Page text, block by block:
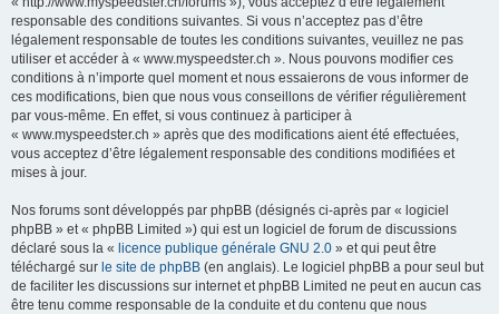
responsable des conditions suivantes. Si vous n’acceptez pas d’être
légalement responsable de toutes les conditions suivantes, veuillez ne pas
utiliser et accéder à « www.myspeedster.ch ». Nous pouvons modifier ces
conditions à n’importe quel moment et nous essaierons de vous informer de
ces modifications, bien que nous vous conseillons de vérifier régulièrement
par vous-même. En effet, si vous continuez à participer à
« www.myspeedster.ch » après que des modifications aient été effectuées,
vous acceptez d’être légalement responsable des conditions modifiées et
mises à jour.
Nos forums sont développés par phpBB (désignés ci-après par « logiciel
phpBB » et « phpBB Limited ») qui est un logiciel de forum de discussions
déclaré sous la « licence publique générale GNU 2.0 » et qui peut être
téléchargé sur le site de phpBB (en anglais). Le logiciel phpBB a pour seul but
de faciliter les discussions sur internet et phpBB Limited ne peut en aucun cas
être tenu comme responsable de la conduite et du contenu que nous